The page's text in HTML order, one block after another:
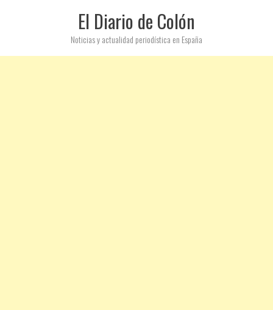
El Diario de Colón
Noticias y actualidad periodística en España